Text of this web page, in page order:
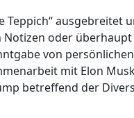
Teppich“ ausgebreitet
oder
von
mit Elon
betreffend der